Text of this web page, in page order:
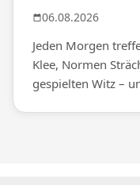
06.08.2026
Jeden Morgen
Klee, Normen
gespielten Witz –